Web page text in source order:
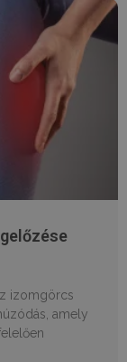
izomgörcs
amely